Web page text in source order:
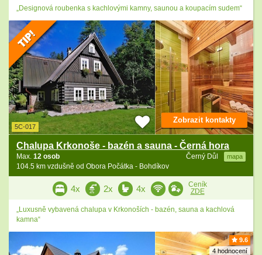
„Designová roubenka s kachlovými kamny, saunou a koupacím sudem“
5C-017
Chalupa Krkonoše - bazén a sauna - Černá hora
Černý Důl mapa
Max. 12 osob
104.5 km vzdušně od Obora Počátka - Bohdíkov
Zobrazit kontakty
4x 2x 4x
Ceník
ZDE
„Luxusně vybavená chalupa v Krkonoších - bazén, sauna a kachlová
kamna“
9.6
4 hodnocení